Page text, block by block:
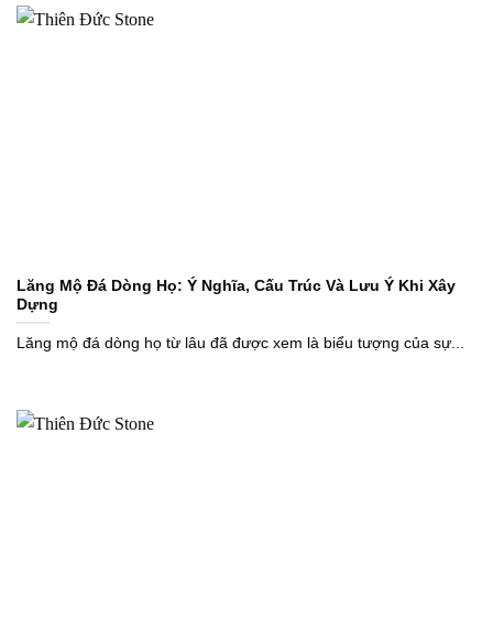
Lăng Mộ Đá Dòng Họ: Ý Nghĩa, Cấu Trúc Và Lưu Ý Khi Xây
Dựng
Lăng mộ đá dòng họ từ lâu đã được xem là biểu tượng của sự...